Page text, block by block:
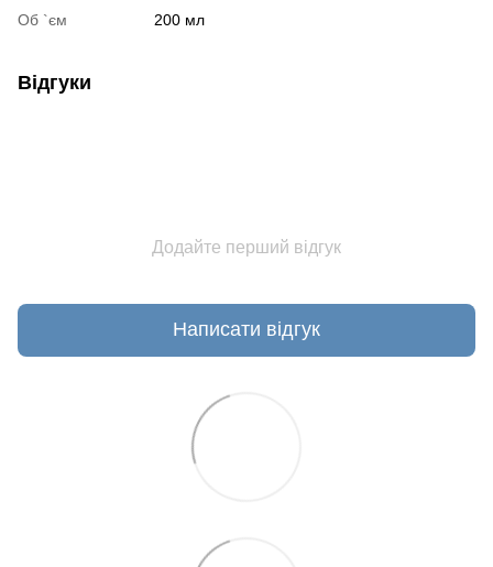
Об `єм 200 мл
Відгуки
Додайте перший відгук
Написати відгук